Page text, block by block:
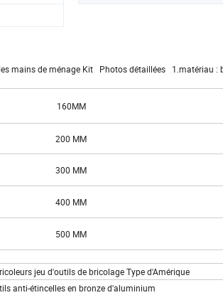
mains de ménage Kit Photos détaillées 1.matériau
160MM
200 MM
300 MM
400 MM
500 MM
jeu d'outils de bricolage Type d'Amérique
anti-étincelles en bronze d'aluminium